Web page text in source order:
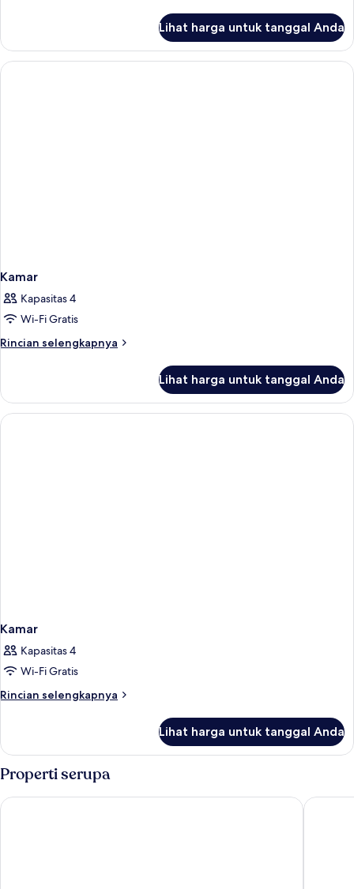
Kamar
Lihat harga untuk tanggal Anda
Kamar
Kapasitas 4
Wi-Fi Gratis
Rincian selengkapnya
Rincian
Kamar
Lihat harga untuk tanggal Anda
Kamar
Kapasitas 4
Wi-Fi Gratis
Rincian selengkapnya
Rincian
Kamar
Lihat harga untuk tanggal Anda
Properti serupa
Vogue Pattaya Hotel Kokotel